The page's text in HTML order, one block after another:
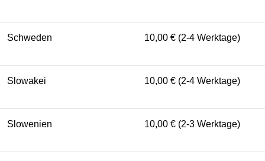
Schweden 10,00 € (2-4 Werktage)
Slowakei 10,00 € (2-4 Werktage)
Slowenien 10,00 € (2-3 Werktage)